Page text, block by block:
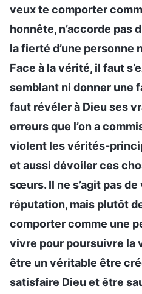
veux te comporter
honnête, n’accorde pas
la fierté d’une personne
Face à la vérité, il faut
semblant ni donner une
faut révéler à Dieu ses
erreurs que l’on a
violent les vérités-
et aussi dévoiler ces
sœurs. Il ne s’agit pas
réputation, mais plutôt
comporter comme une
vivre pour poursuivre la
être un véritable être
satisfaire Dieu et être